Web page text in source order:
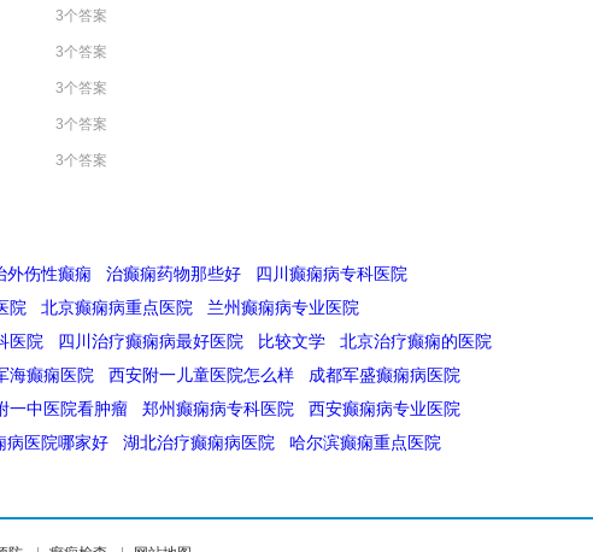
3个答案
3个答案
3个答案
3个答案
3个答案
外伤性癫痫 治癫痫药物那些好
四川癫痫病专科医院
院 北京癫痫病重点医院
兰州癫痫病专业医院
医院 四川治疗癫痫病最好医院 比较文学
北京治疗癫痫的医院
海癫痫医院 西安附一儿童医院怎么样
成都军盛癫痫病医院
一中医院看肿瘤 郑州癫痫病专科医院
西安癫痫病专业医院
病医院哪家好 湖北治疗癫痫病医院
哈尔滨癫痫重点医院